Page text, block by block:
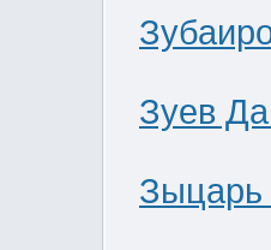
Зуев
Зыцарь